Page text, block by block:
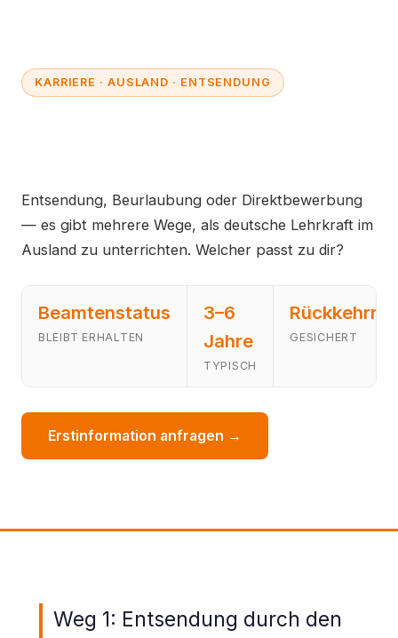
KARRIERE · AUSLAND · ENTSENDUNG
Entsendung, Beurlaubung oder Direktbewerbung
— es gibt mehrere Wege, als deutsche Lehrkraft im
Ausland zu unterrichten. Welcher passt zu dir?
Beamtenstatus
BLEIBT ERHALTEN
3–6
Jahre
TYPISCH
GESICHERT
Erstinformation anfragen →
Weg 1: Entsendung durch den